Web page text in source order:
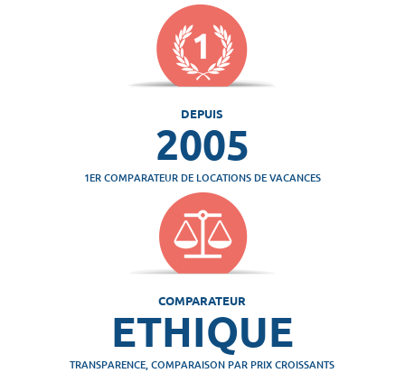
DEPUIS
2005
1ER COMPARATEUR DE LOCATIONS DE VACANCES
COMPARATEUR
ETHIQUE
TRANSPARENCE, COMPARAISON PAR PRIX CROISSANTS